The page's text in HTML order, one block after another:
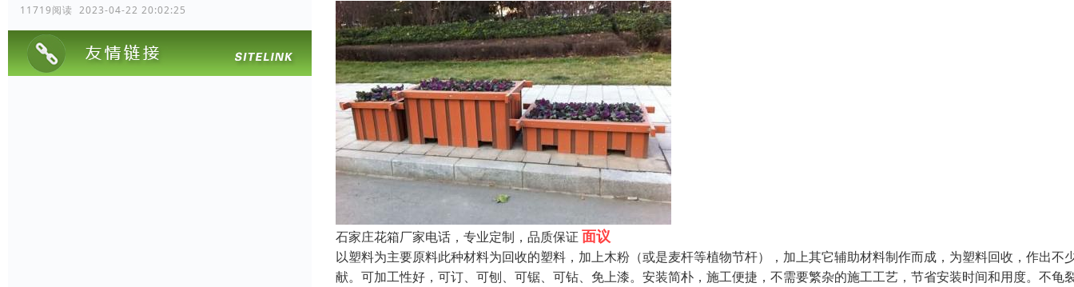
11719阅读 2023-04-22 20:02:25
石家庄花箱厂家电话，专业定制，品质保证 面议
以塑料为主要原料此种材料为回收的塑料，加上木粉（或是麦杆等植物节杆），加上其它辅助材料制作而成，为塑料回收，作出不
献。可加工性好，可订、可刨、可锯、可钻、免上漆。安装简朴，施工便捷，不需要繁杂的施工工艺，节省安装时间和用度。不龟